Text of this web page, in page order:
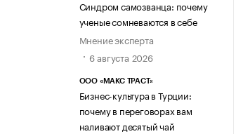
Синдром самозванца: почему
ученые сомневаются в себе
Мнение эксперта
6 августа 2026
ООО «МАКС ТРАСТ»
Бизнес-культура в Турции:
почему в переговорах вам
наливают десятый чай